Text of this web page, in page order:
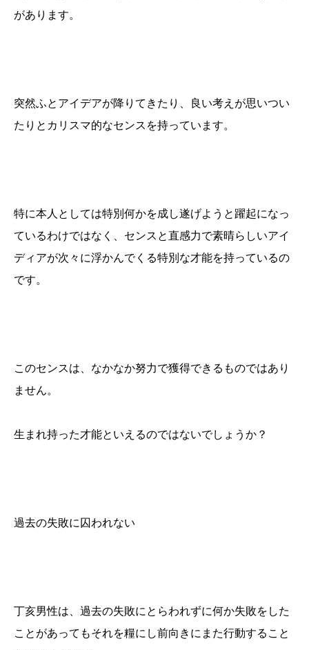
があります。
突然ふとアイデアが降りてきたり、良い考えが思いつい
たりとカリスマ的なセンスを持っています。
特に本人としては特別何かを成し遂げようと躍起になっ
ているわけではなく、センスと直感力で素晴らしいアイ
ディアが次々に浮かんでくる特別な才能を持っているの
です。
このセンスは、なかなか努力で獲得できるものではあり
ません。
生まれ持った才能といえるのではないでしょうか？
過去の失敗に囚われない
丁亥男性は、過去の失敗にとらわれずに何か失敗をした
ことがあってもそれを糧にし前向きにまた行動すること